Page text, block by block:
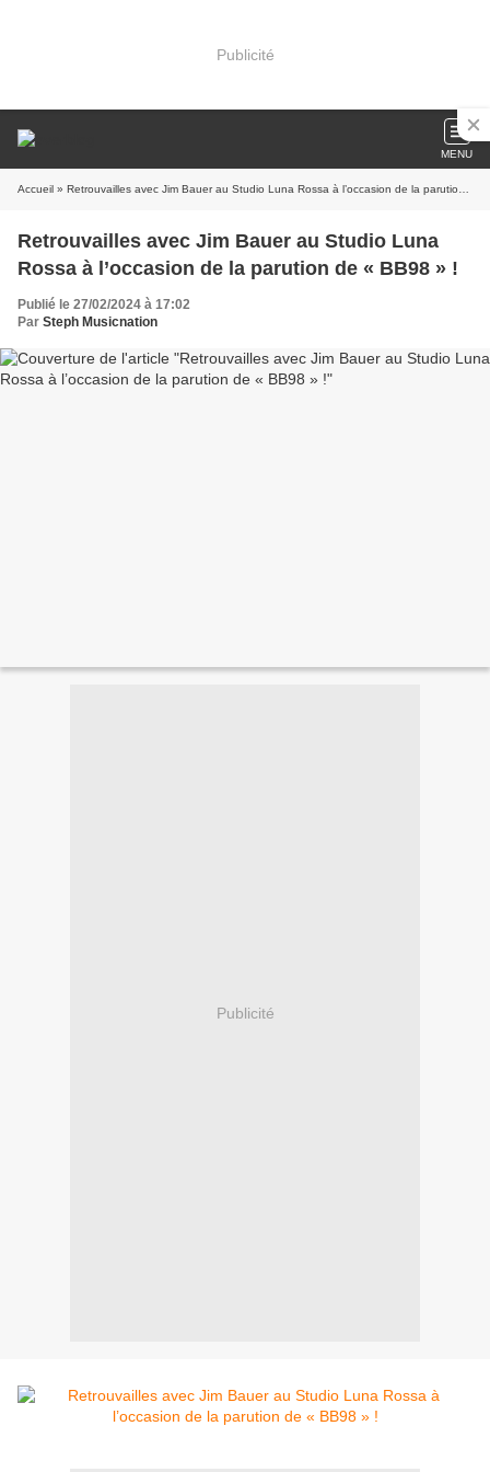
Publicité
MENU
Accueil » Retrouvailles avec Jim Bauer au Studio Luna Rossa à l’occasion de la parution de « BB98 » !
Retrouvailles avec Jim Bauer au Studio Luna
Rossa à l’occasion de la parution de « BB98 » !
Publié le 27/02/2024 à 17:02
Par Steph Musicnation
Publicité